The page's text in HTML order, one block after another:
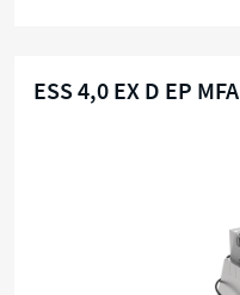
ESS 4,0 EX D EP MFA